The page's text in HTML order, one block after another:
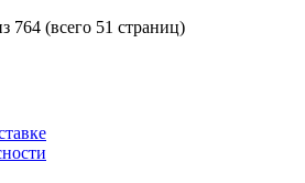
764 (всего 51 страниц)